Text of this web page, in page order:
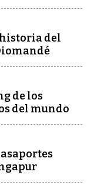
historia del
de los
del mundo